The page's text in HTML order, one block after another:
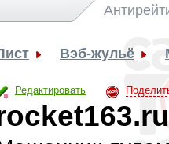
Вэб-жульё
Редактировать